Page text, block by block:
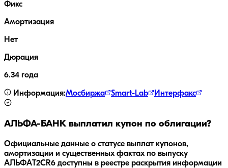
Фикс
Амортизация
Нет
Дюрация
6.34 года
Информация:Мосбиржа Smart-Lab Интерфакс
АЛЬФА-БАНКвыплатил купон по облигации?
Официальные данные о статусе выплат купонов,
амортизации и существенных фактах по выпуску
АЛЬФАT2CR6 доступны в реестре раскрытия информации